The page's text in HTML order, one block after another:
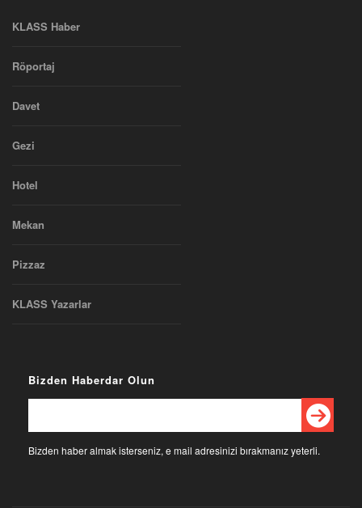
KLASS Haber
Röportaj
Davet
Gezi
Hotel
Mekan
Pizzaz
KLASS Yazarlar
Bizden Haberdar Olun
Bizden haber almak isterseniz, e mail adresinizi bırakmanız yeterli.